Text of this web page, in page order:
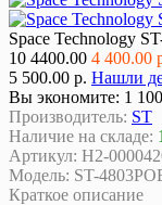
Space Technology
10 4400.00 4 400.00
5 500.00 р. Нашли
Вы экономите: 1
Производитель: ST
Наличие на складе:
Артикул: Н2-
Модель: ST-
Краткое описание